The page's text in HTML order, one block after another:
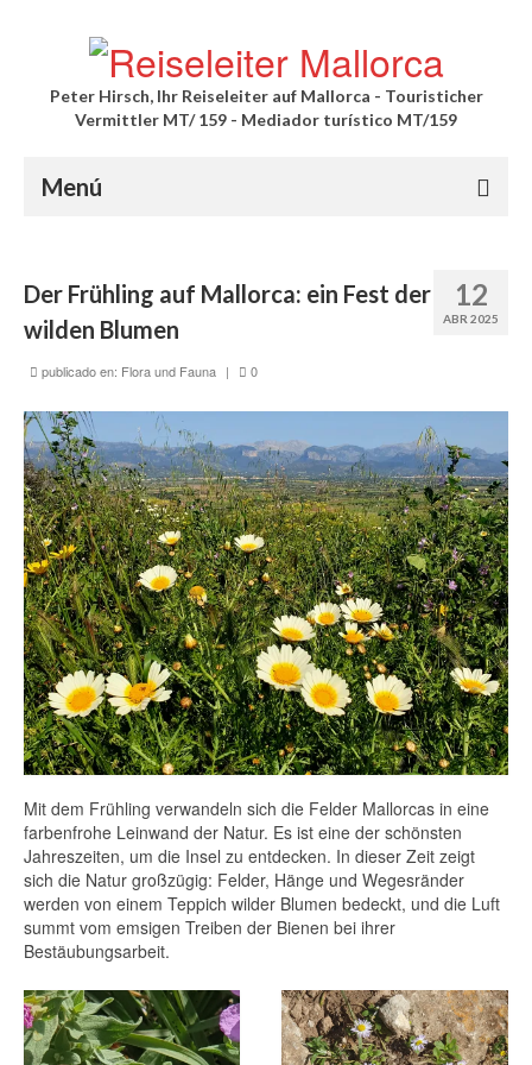
Peter Hirsch, Ihr Reiseleiter auf Mallorca - Touristicher
Vermittler MT/ 159 - Mediador turístico MT/159
Menú
Private Führung durch die Altstadt mit
Außenbesichtigung der Kathedrale
Private Führung durch die Altstadt mit
Private Kathedrale Führung
Ausflüge
Allgemeine Informationen + Kosten
Private Tour ins Herz des Tramuntana
Gebirges
Private Tour entlang der Mallorca
Westküste
Formentor Ausflug mit Besuch eines
Wochenmarktes
Valldemosa Führung
Dienstleistungen
Über mich
Gästebuch
Blog
100 % Mallorquinisch
12
ABR 2025
Der Frühling auf Mallorca: ein Fest der
wilden Blumen
publicado en: Flora und Fauna | 0
Mit dem Frühling verwandeln sich die Felder Mallorcas in eine
farbenfrohe Leinwand der Natur. Es ist eine der schönsten
Jahreszeiten, um die Insel zu entdecken. In dieser Zeit zeigt
sich die Natur großzügig: Felder, Hänge und Wegesränder
werden von einem Teppich wilder Blumen bedeckt, und die Luft
summt vom emsigen Treiben der Bienen bei ihrer
Bestäubungsarbeit.